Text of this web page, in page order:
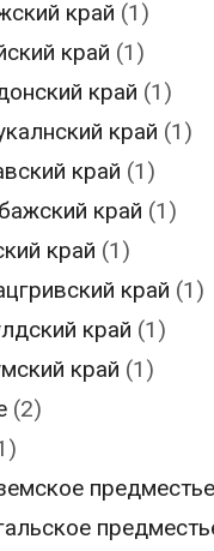
край (1)
край (1)
край (1)
край (1)
край (1)
край (1)
край (1)
край (1)
край (1)
край (1)
(2)
предместье